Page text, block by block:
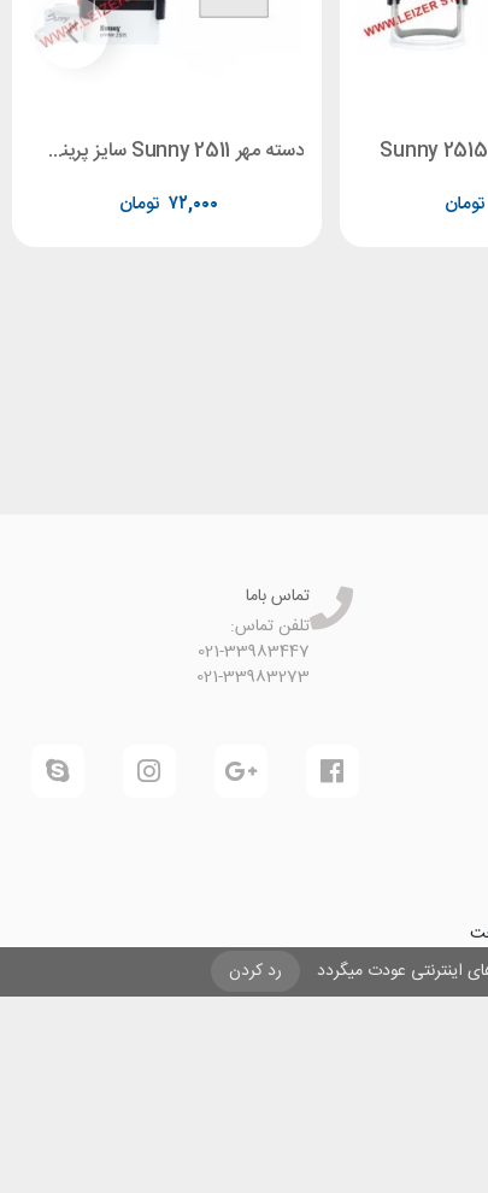
اینترنتی عودت میگردد رد کردن
تومان
دسته مهر Sunny 2511 سایز پرینت 38 * 14
تومان ۷۲,۰۰۰
تماس باما
تلفن تماس:
021-33983447
021-33983273
حداقل